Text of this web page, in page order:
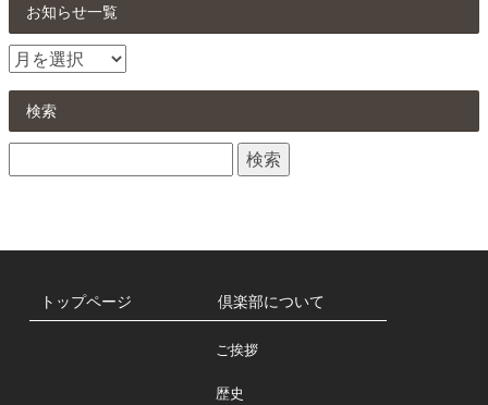
お知らせ一覧
お
せ
検索
索:
トップページ 倶楽部について
ご挨拶
歴史